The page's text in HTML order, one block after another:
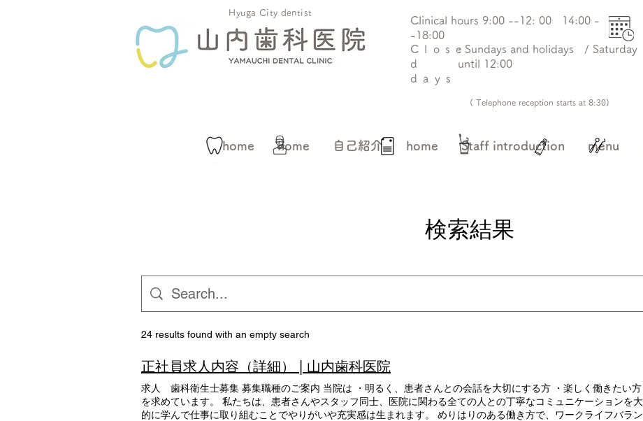
​ Hyuga City dentist
​Clinical hours 9:00 --12: 00 14:00 -
-18:00
Close
d
days
: Sundays and holidays / Saturday
until 12:00
(​ Telephone reception starts at 8:30)
home home 自己紹介 home Staff introduction menu
検索結果
24 results found with an empty search
正社員求人内容（詳細） | 山内歯科医院
求人 歯科衛生士募集 募集職種のご案内 当院は ・明るく、患者さんとの会話を大切にする方 ・楽しく働きたい
を求めています。 私たちは、患者さんやスタッフ同士、医院に関わる全ての人との丁寧なコミュニケーションを
的に学んで仕事に取り組むことでやりがいや充実感は生まれます。 めりはりのある働き方で、ワークライフバラ